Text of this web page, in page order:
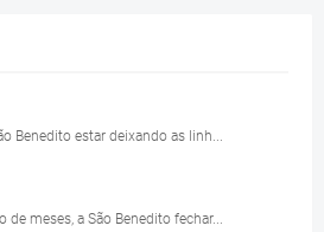
Benedito estar deixando as linh...
de meses, a São Benedito fechar...